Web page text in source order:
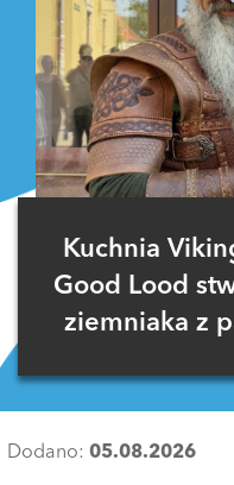
Kuchnia
Good Lood
ziemniaka z
Dodano: 05.08.2026